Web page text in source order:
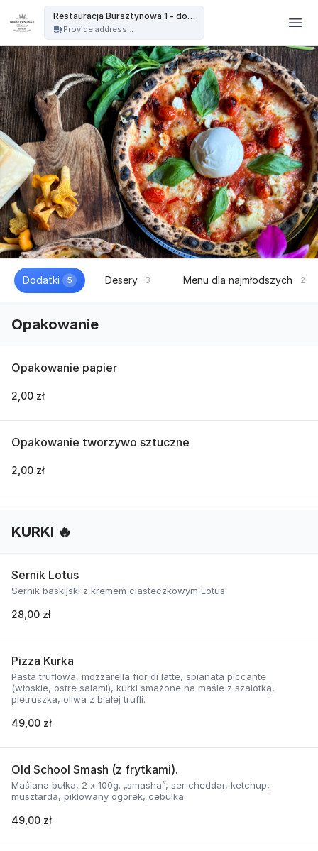
Restauracja Bursztynowa 1 - dowóz
Provide address...
Dodatki 5 Desery 3 Menu dla najmłodszych 2
Opakowanie
Opakowanie papier
2,00 zł
Opakowanie tworzywo sztuczne
2,00 zł
KURKI 🔥
Sernik Lotus
Sernik baskijski z kremem ciasteczkowym Lotus
28,00 zł
Pizza Kurka
Pasta truflowa, mozzarella fior di latte, spianata piccante
(włoskie, ostre salami), kurki smażone na maśle z szalotką,
pietruszka, oliwa z białej trufli.
49,00 zł
Old School Smash (z frytkami).
Maślana bułka, 2 x 100g. „smasha”, ser cheddar, ketchup,
musztarda, piklowany ogórek, cebulka.
49,00 zł